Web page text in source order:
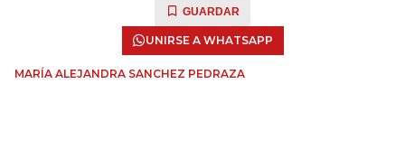
GUARDAR
UNIRSE A WHATSAPP
MARÍA ALEJANDRA SANCHEZ PEDRAZA